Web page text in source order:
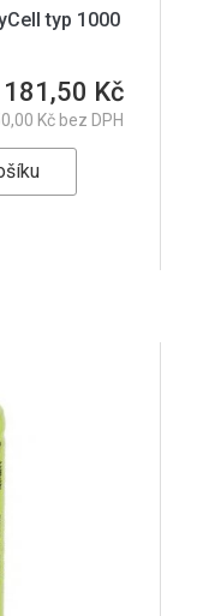
typ 1000
181,50 Kč
Kč bez DPH